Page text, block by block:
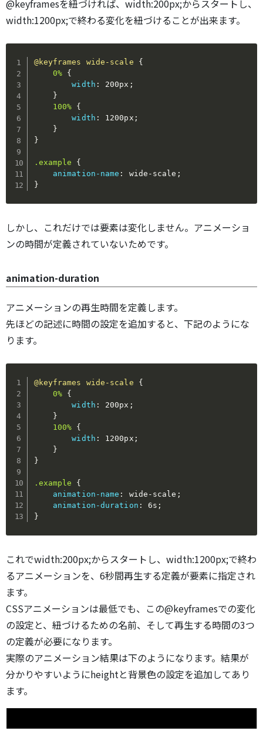
@keyframesを紐づければ、width:200px;からスタートし、
width:1200px;で終わる変化を紐づけることが出来ます。
@keyframes wide-scale
{
0% {
width : 200px ;
}
100% {
width : 1200px ;
}
}
.example
{
animation-name : wide-scale ;
}
しかし、これだけでは要素は変化しません。アニメーショ
ンの時間が定義されていないためです。
animation-duration
アニメーションの再生時間を定義します。
先ほどの記述に時間の設定を追加すると、下記のようにな
ります。
@keyframes wide-scale
{
0% {
width : 200px ;
}
100% {
width : 1200px ;
}
}
.example
{
animation-name : wide-scale ;
animation-duration : 6s ;
}
これでwidth:200px;からスタートし、width:1200px;で終わ
るアニメーションを、6秒間再生する定義が要素に指定され
ます。
CSSアニメーションは最低でも、この@keyframesでの変化
の設定と、紐づけるための名前、そして再生する時間の3つ
の定義が必要になります。
実際のアニメーション結果は下のようになります。結果が
分かりやすいようにheightと背景色の設定を追加してあり
ます。